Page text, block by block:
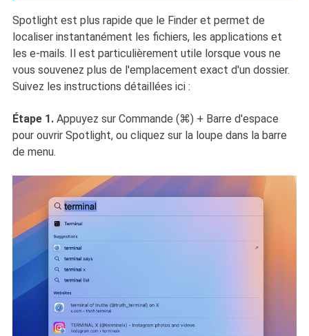
Spotlight est plus rapide que le Finder et permet de
localiser instantanément les fichiers, les applications et
les e-mails. Il est particulièrement utile lorsque vous ne
vous souvenez plus de l'emplacement exact d'un dossier.
Suivez les instructions détaillées ici :
Étape 1.Appuyez sur Commande (⌘) + Barre d'espace
pour ouvrir Spotlight, ou cliquez sur la loupe dans la barre
de menu.